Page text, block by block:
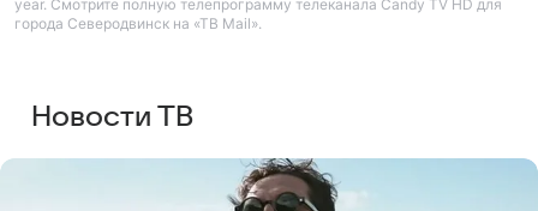
year. Смотрите полную телепрограмму телеканала Candy TV HD для
города Северодвинск на «ТВ Mail».
Новости ТВ